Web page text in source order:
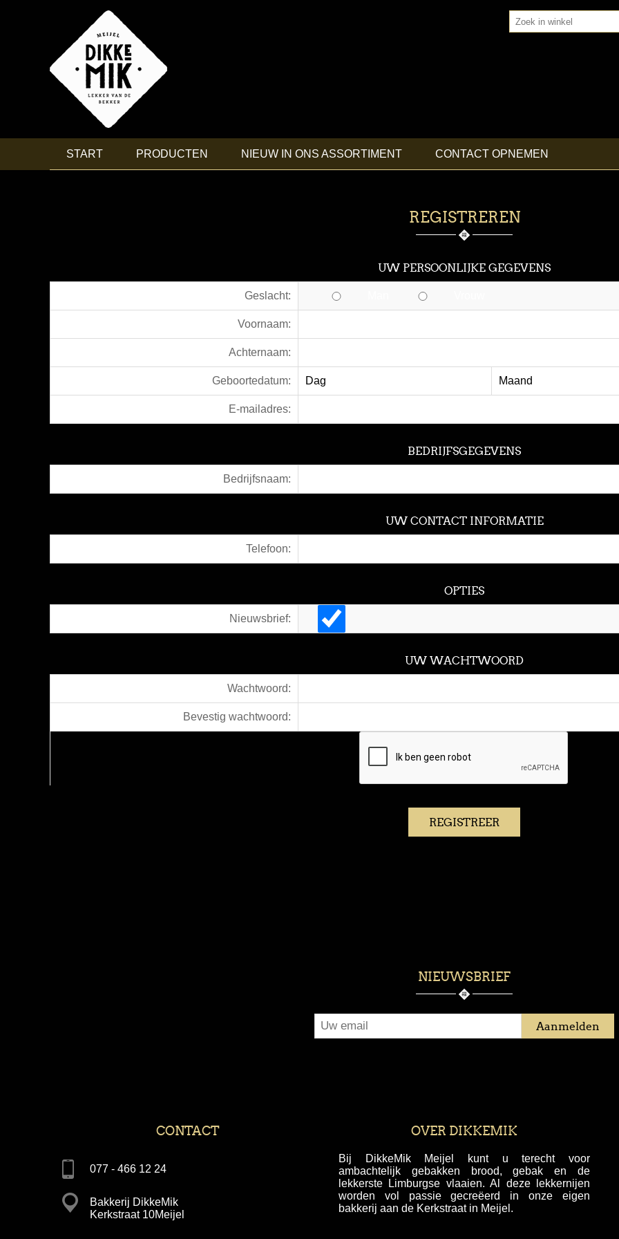
START PRODUCTEN NIEUW IN ONS ASSORTIMENT CONTACT OPNEMEN
REGISTREREN
UW PERSOONLIJKE GEGEVENS
Geslacht:
Voornaam:
Achternaam:
Geboortedatum:
E-mailadres:
BEDRIJFSGEGEVENS
Bedrijfsnaam:
UW CONTACT INFORMATIE
Telefoon:
OPTIES
Nieuwsbrief:
UW WACHTWOORD
Wachtwoord:
Bevestig wachtwoord:
NIEUWSBRIEF
CONTACT
077 - 466 12 24
Bakkerij DikkeMik
Kerkstraat 10Meijel
OVER DIKKEMIK
Bij DikkeMik Meijel kunt u terecht voor
ambachtelijk gebakken brood, gebak en de
lekkerste Limburgse vlaaien. Al deze lekkernijen
worden vol passie gecreëerd in onze eigen
bakkerij aan de Kerkstraat in Meijel.